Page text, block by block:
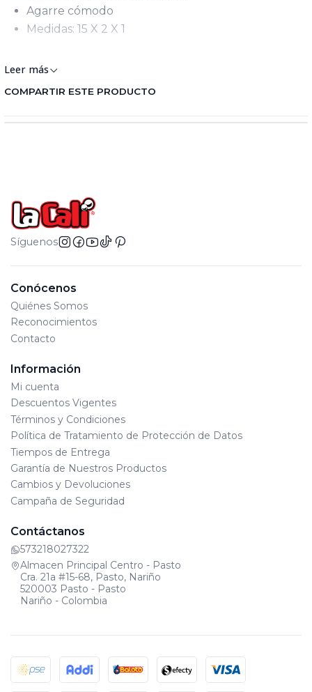
Agarre cómodo
Medidas: 15 X 2 X 1
Leer más
COMPARTIR ESTE PRODUCTO
Síguenos
Conócenos
Quiénes Somos
Reconocimientos
Contacto
Información
Mi cuenta
Descuentos Vigentes
Términos y Condiciones
Política de Tratamiento de Protección de Datos
Tiempos de Entrega
Garantía de Nuestros Productos
Cambios y Devoluciones
Campaña de Seguridad
Contáctanos
573218027322
Almacen Principal Centro - Pasto
Cra. 21a #15-68, Pasto, Nariño
520003 Pasto - Pasto
Nariño - Colombia